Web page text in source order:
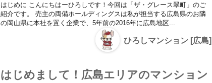
はじめに こんにちはーひろしです！今回は「ザ・グレース翠町」のご
紹介です。 売主の両備ホールディングスは私が担当する広島県のお隣
の岡山県に本社を置く企業で、5年前の2016年に広島地区...
ひろしマンション [広島]
はじめまして！広島エリアのマンション